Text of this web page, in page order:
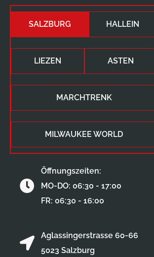
SALZBURG HALLEIN
LIEZEN ASTEN
MARCHTRENK
MILWAUKEE WORLD
Aglassingerstrasse 60-66
5023 Salzburg
Öffnungszeiten:
MO-DO: 06:30 - 17:00
FR: 06:30 - 16:00